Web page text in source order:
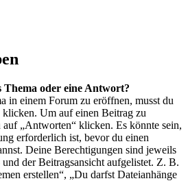
Thema oder eine Antwort?
in einem Forum zu eröffnen, musst du
klicken. Um auf einen Beitrag zu
auf „Antworten“ klicken. Es könnte sein,
erforderlich ist, bevor du einen
Deine Berechtigungen sind jeweils
der Beitragsansicht aufgelistet. Z. B.
erstellen“, „Du darfst Dateianhänge